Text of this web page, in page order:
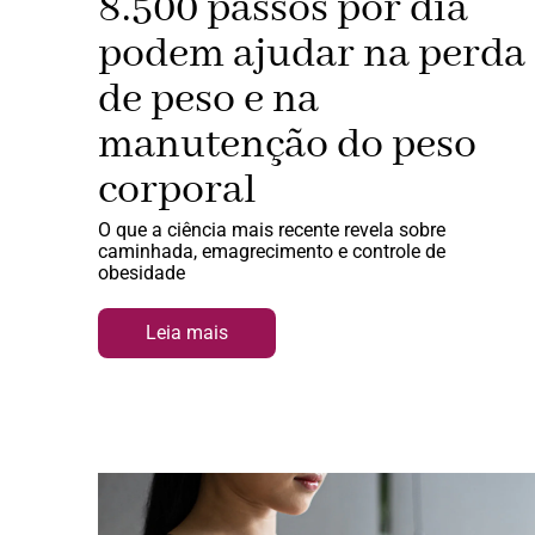
podem ajudar na perda
de peso e na
manutenção do peso
corporal
O que a ciência mais recente revela sobre
caminhada, emagrecimento e controle de
obesidade
Leia mais